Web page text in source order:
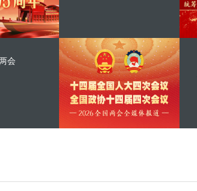
会